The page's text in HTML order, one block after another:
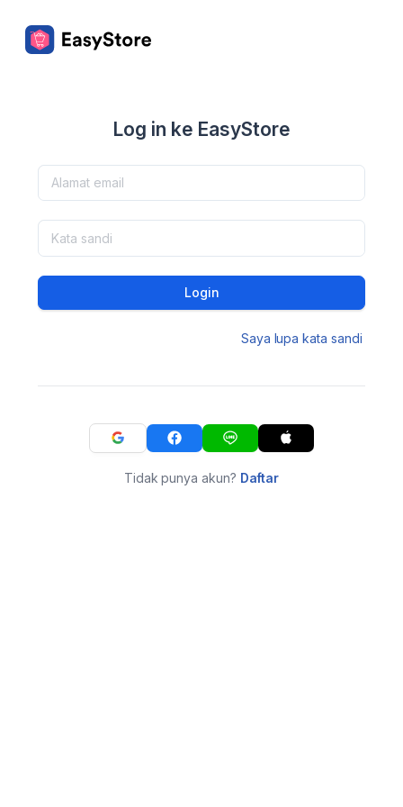
Log in ke EasyStore
Login
Saya lupa kata sandi
Tidak punya akun? Daftar